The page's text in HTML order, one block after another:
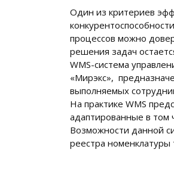
Один из критериев
процессов можно
решения задач
WMS-система
«Мирэкс»,
выполняемых
На практике WMS
адаптированные в том
Возможности данной
реестра номенклатуры